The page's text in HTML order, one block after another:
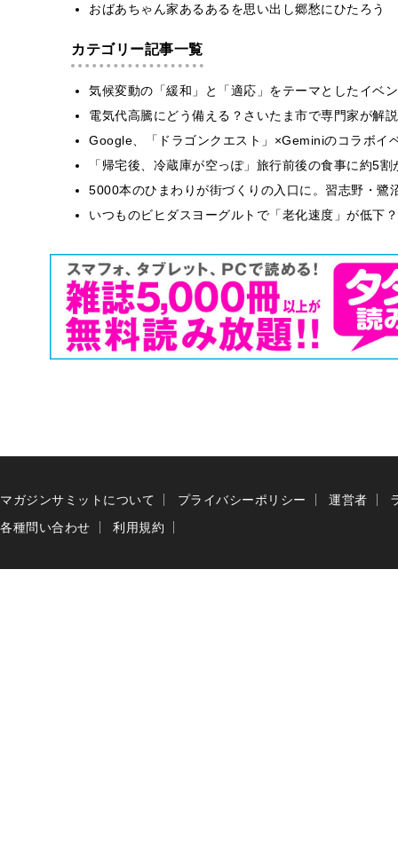
おばあちゃん家あるあるを思い出し郷愁にひたろう
カテゴリー記事一覧
気候変動の「緩和」と「適応」をテーマとしたイベ
電気代高騰にどう備える？さいたま市で専門家が解
Google、「ドラゴンクエスト」×Geminiのコラボイ
「帰宅後、冷蔵庫が空っぽ」旅行前後の食事に約5
5000本のひまわりが街づくりの入口に。習志野・
いつものビヒダスヨーグルトで「老化速度」が低
マガジンサミットについて プライバシーポリシー 運営者
各種問い合わせ
利用規約